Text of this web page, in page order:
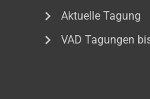
Aktuelle Tagung
VAD Tagungen